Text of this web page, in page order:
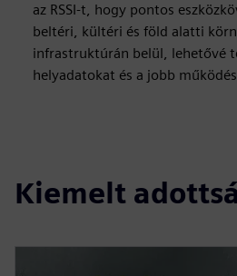
az RSSI-t, hogy pontos
beltéri, kültéri és föld alatti
infrastruktúrán belül, lehetővé
helyadatokat és a jobb
Kiemelt